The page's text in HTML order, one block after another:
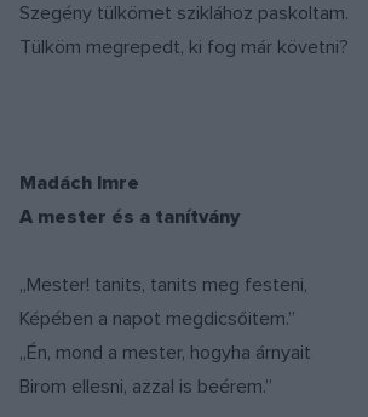
Szegény tülkömet sziklához paskoltam.
Tülköm megrepedt, ki fog már követni?
Madách Imre
A mester és a tanítvány
„Mester! tanits, tanits meg festeni,
Képében a napot megdicsőitem.”
„Én, mond a mester, hogyha árnyait
Birom ellesni, azzal is beérem.”